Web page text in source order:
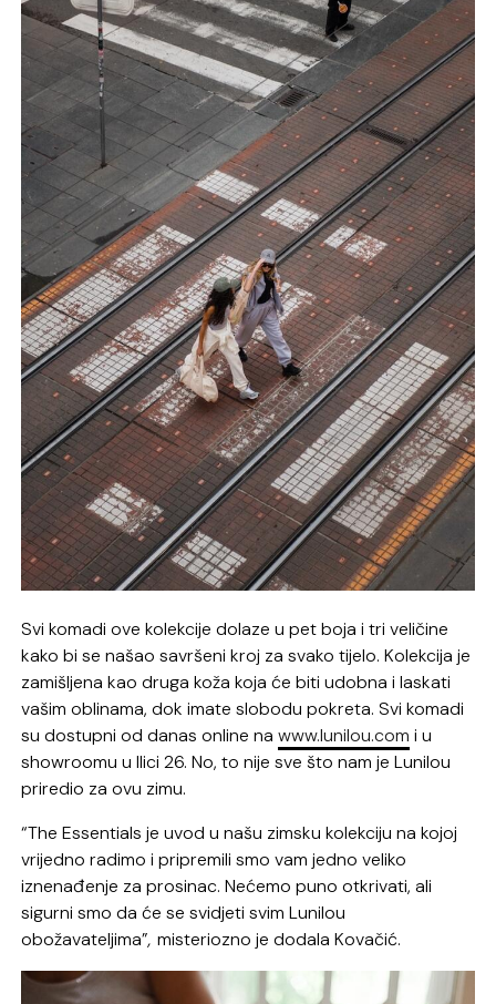
Svi komadi ove kolekcije dolaze u pet boja i tri veličine
kako bi se našao savršeni kroj za svako tijelo. Kolekcija je
zamišljena kao druga koža koja će biti udobna i laskati
vašim oblinama, dok imate slobodu pokreta. Svi komadi
su dostupni od danas online nawww.lunilou.com i u
showroomu u Ilici 26. No, to nije sve što nam je Lunilou
priredio za ovu zimu.
“The Essentials je uvod u našu zimsku kolekciju na kojoj
vrijedno radimo i pripremili smo vam jedno veliko
iznenađenje za prosinac. Nećemo puno otkrivati, ali
sigurni smo da će se svidjeti svim Lunilou
obožavateljima”,misteriozno je dodala Kovačić.